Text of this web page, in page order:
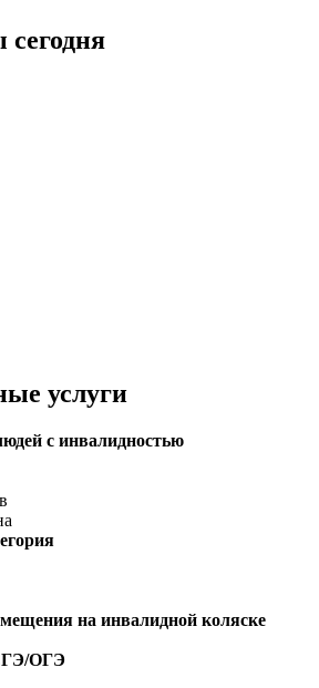
услуги
с инвалидностью
на инвалидной коляске
ОГЭ